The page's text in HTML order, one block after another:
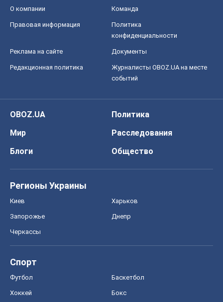
О компании Команда
Правовая информация
Политика
конфиденциальности
Реклама на сайте Документы
Редакционная политика
Журналисты OBOZ.UA на месте
событий
OBOZ.UA
Политика
Мир
Расследования
Блоги
Общество
Регионы Украины
Киев Харьков
Запорожье Днепр
Черкассы
Спорт
Футбол Баскетбол
Хоккей Бокс